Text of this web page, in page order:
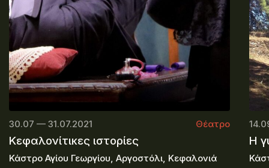
30.07 — 31.07.2021 Θέατρο
Κεφαλονίτικες ιστορίες
Κάστρο Αγίου Γεωργίου, Αργοστόλι, Κεφαλονιά
Η